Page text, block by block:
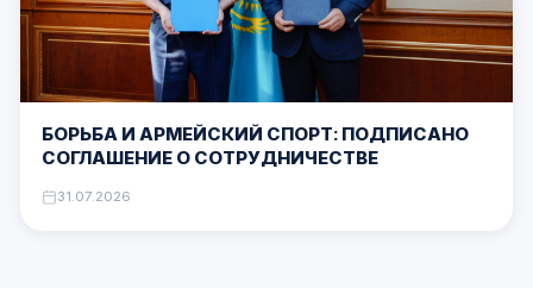
БОРЬБА И АРМЕЙСКИЙ СПОРТ: ПОДПИСАНО
СОГЛАШЕНИЕ О СОТРУДНИЧЕСТВЕ
31.07.2026